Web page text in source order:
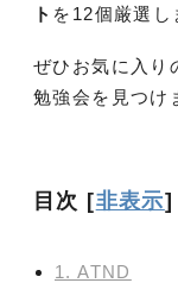
ト を12個厳選し
ぜひお気に入り
勉強会を見つけ
目次 [非表示]
1. ATND